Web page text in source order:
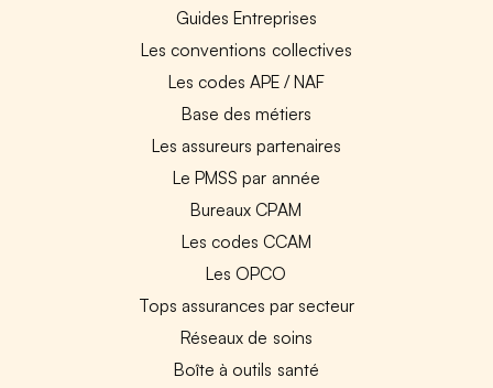
Guides Entreprises
Les conventions collectives
Les codes APE / NAF
Base des métiers
Les assureurs partenaires
Le PMSS par année
Bureaux CPAM
Les codes CCAM
Les OPCO
Tops assurances par secteur
Réseaux de soins
Boîte à outils santé